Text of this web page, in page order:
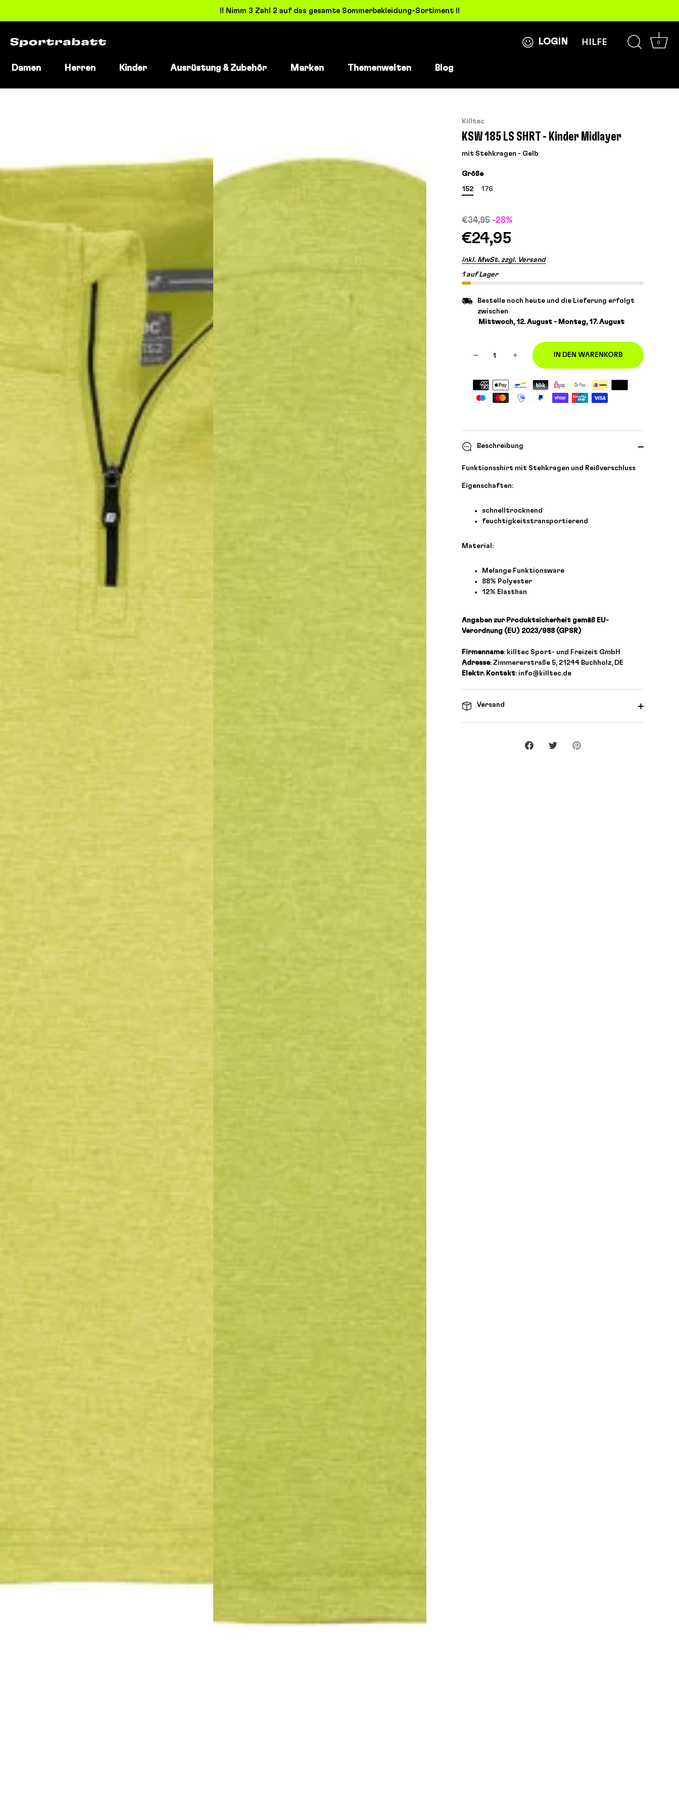
!! Nimm 3 Zahl 2 auf das gesamte Sommerbekleidung-Sortiment !!
LOGIN HILFE 0
Damen Herren Kinder Ausrüstung & Zubehör Marken Themenwelten Blog
Killtec
KSW 185 LS SHRT - Kinder Midlayer
mit Stehkragen - Gelb
Größe
152 176
€34,95 -28%
€24,95
inkl. MwSt. zzgl. Versand
1 auf Lager
Bestelle noch heute und die Lieferung erfolgt
zwischen
Mittwoch, 12. August - Montag, 17. August
− + IN DEN WARENKORB
Beschreibung
Funktionsshirt mit Stehkragen und Reißverschluss
Eigenschaften:
schnelltrocknend
feuchtigkeitstransportierend
Material:
Melange Funktionsware
88% Polyester
12% Elasthan
Angaben zur Produktsicherheit gemäß EU-
Verordnung (EU) 2023/988 (GPSR)
Firmenname: killtec Sport- und Freizeit GmbH
Adresse: Zimmererstraße 5, 21244 Buchholz, DE
Elektr. Kontakt: info@killtec.de
Versand
Teilen TwitternPinnen